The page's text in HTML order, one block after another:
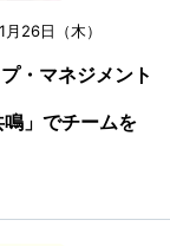
26日（木）
・マネジメント
」でチームを